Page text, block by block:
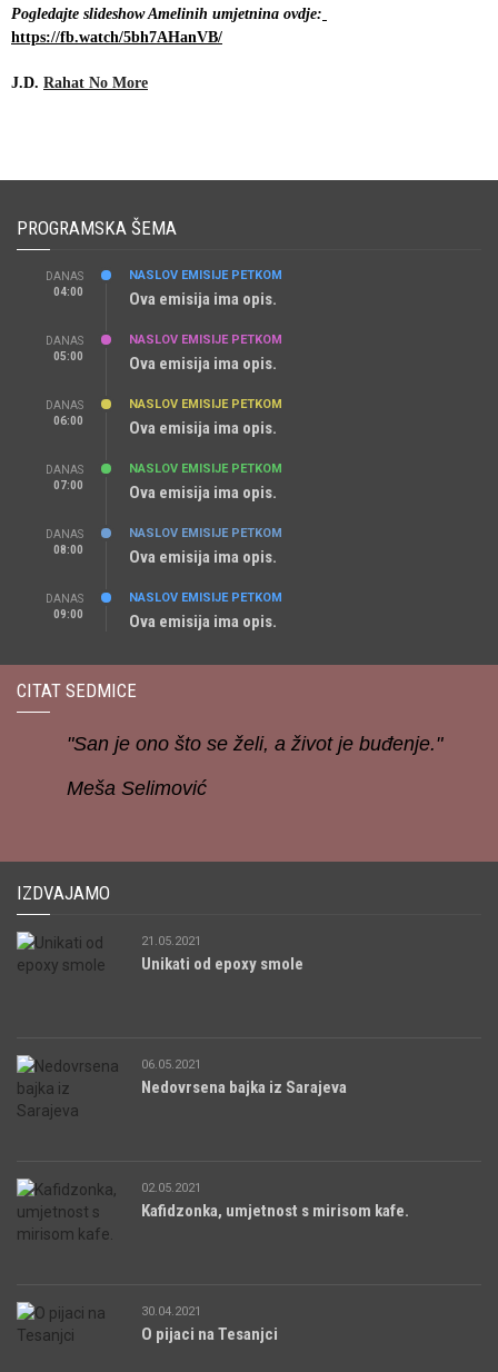
Pogledajte slideshow Amelinih umjetnina ovdje:
https://fb.watch/5bh7AHanVB/
J.D. Rahat No More
PROGRAMSKA ŠEMA
DANAS
04:00
NASLOV EMISIJE PETKOM
Ova emisija ima opis.
DANAS
05:00
NASLOV EMISIJE PETKOM
Ova emisija ima opis.
DANAS
06:00
NASLOV EMISIJE PETKOM
Ova emisija ima opis.
DANAS
07:00
NASLOV EMISIJE PETKOM
Ova emisija ima opis.
DANAS
08:00
NASLOV EMISIJE PETKOM
Ova emisija ima opis.
DANAS
09:00
NASLOV EMISIJE PETKOM
Ova emisija ima opis.
CITAT SEDMICE
"San je ono što se želi, a život je buđenje."
Meša Selimović
IZDVAJAMO
21.05.2021
Unikati od epoxy smole
06.05.2021
Nedovrsena bajka iz Sarajeva
02.05.2021
Kafidzonka, umjetnost s mirisom kafe.
30.04.2021
O pijaci na Tesanjci